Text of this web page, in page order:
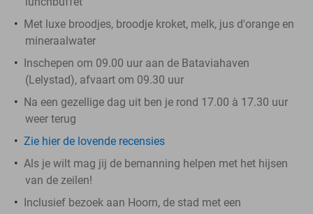
Met luxe broodjes, broodje kroket, melk, jus d'orange en
mineraalwater
Inschepen om 09.00 uur aan de Bataviahaven
(Lelystad), afvaart om 09.30 uur
Na een gezellige dag uit ben je rond 17.00 à 17.30 uur
weer terug
Zie hier de lovende recensies
Als je wilt mag jij de bemanning helpen met het hijsen
van de zeilen!
Inclusief bezoek aan Hoorn, de stad met een